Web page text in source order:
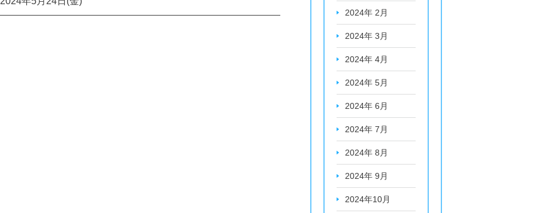
2024年 2月
2024年 3月
2024年 4月
2024年 5月
2024年 6月
2024年 7月
2024年 8月
2024年 9月
2024年10月